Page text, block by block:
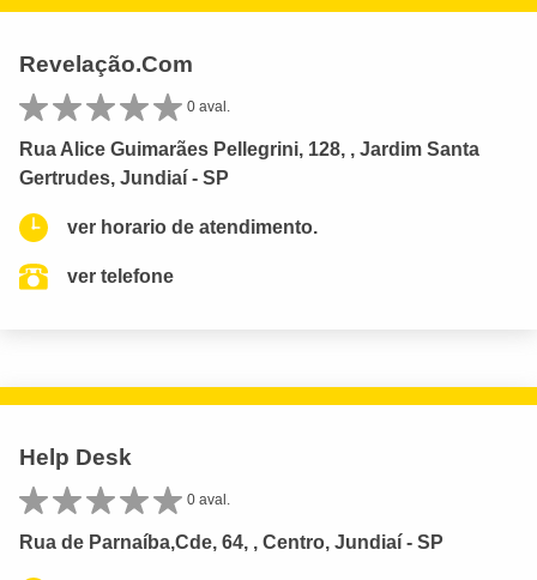
Revelação.Com
0 aval.
Rua Alice Guimarães Pellegrini, 128, , Jardim Santa
Gertrudes, Jundiaí - SP
ver horario de atendimento.
ver telefone
Help Desk
0 aval.
Rua de Parnaíba,Cde, 64, , Centro, Jundiaí - SP